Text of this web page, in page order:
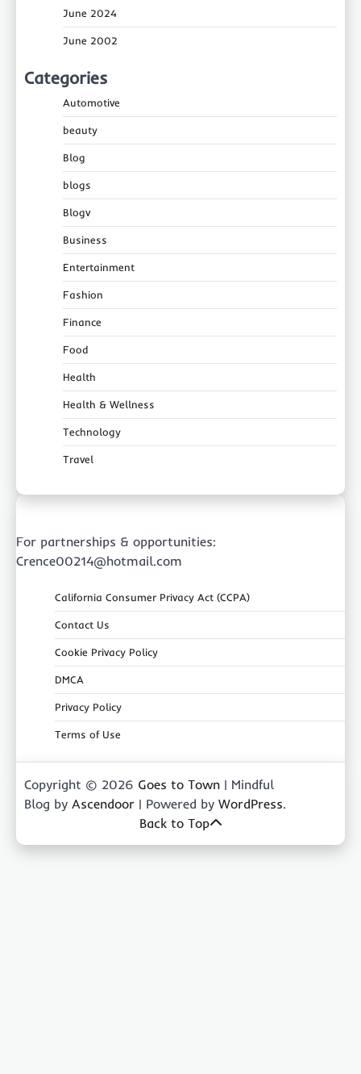
June 2024
June 2002
Categories
Automotive
beauty
Blog
blogs
Blogv
Business
Entertainment
Fashion
Finance
Food
Health
Health & Wellness
Technology
Travel
For partnerships & opportunities:
Crence00214@hotmail.com
California Consumer Privacy Act (CCPA)
Contact Us
Cookie Privacy Policy
DMCA
Privacy Policy
Terms of Use
Copyright © 2026 Goes to Town | Mindful
Blog by Ascendoor | Powered by WordPress.
Back to Top